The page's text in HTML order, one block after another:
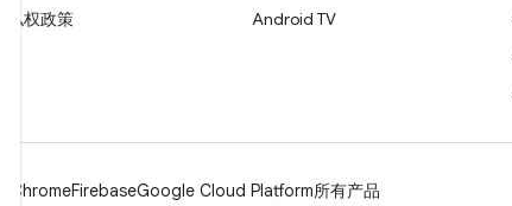
隐私权政策
Android TV
ChromeFirebaseGoogle Cloud Platform所有产品